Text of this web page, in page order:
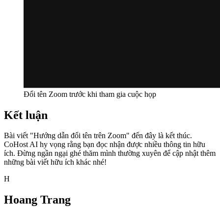
Đổi tên Zoom trước khi tham gia cuộc họp
Kết luận
Bài viết "Hướng dẫn đổi tên trên Zoom" đến đây là kết thúc.
CoHost AI hy vọng rằng bạn đọc nhận được nhiều thông tin hữu
ích. Đừng ngần ngại ghé thăm mình thường xuyên để cập nhật thêm
những bài viết hữu ích khác nhé!
H
Hoang Trang